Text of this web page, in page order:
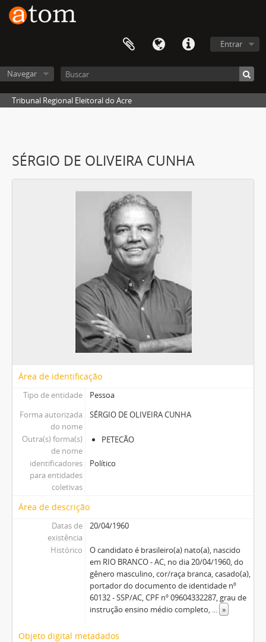
Entrar
Navegar
Tribunal Regional Eleitoral do Acre
SÉRGIO DE OLIVEIRA CUNHA
Área de identificação
Tipo de entidade
Pessoa
Forma autorizada
do nome
SÉRGIO DE OLIVEIRA CUNHA
Outra(s) forma(s)
de nome
PETECÃO
identificadores
para entidades
coletivas
Político
Área de descrição
Datas de
existência
20/04/1960
Histórico
O candidato é brasileiro(a) nato(a), nascido
em RIO BRANCO - AC, no dia 20/04/1960, do
gênero masculino, cor/raça branca, casado(a),
portador do documento de identidade nº
60132 - SSP/AC, CPF nº 09604332287, grau de
instrução ensino médio completo, ... »
Objeto digital metadados